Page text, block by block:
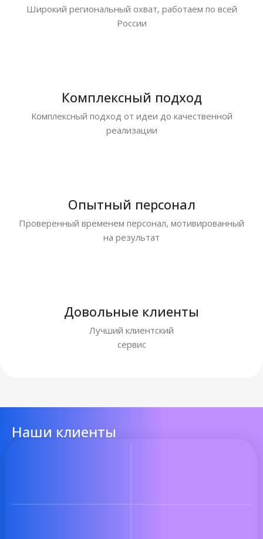
Широкий региональный охват, работаем по всей
России
Комплексный подход
Комплексный подход от идеи до качественной
реализации
Опытный персонал
Проверенный временем персонал, мотивированный
на результат
Довольные клиенты
Лучший клиентский
сервис
Наши клиенты